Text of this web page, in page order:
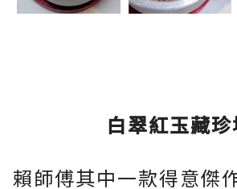
白翠紅玉藏
賴師傅其中一款得意傑